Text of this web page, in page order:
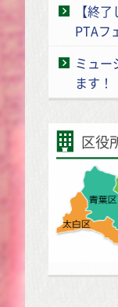
【終
PTAフ
ミュー
ます！
区役